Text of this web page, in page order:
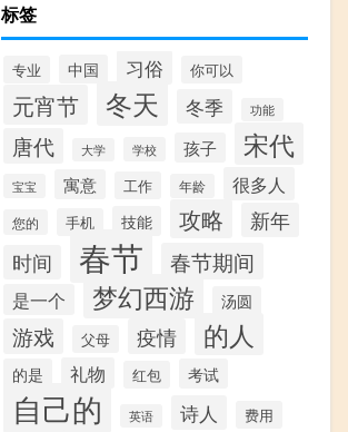
标签
专业 中国 习俗 你可以
元宵节 冬天 冬季 功能
唐代 大学 学校 孩子 宋代
宝宝 寓意 工作 年龄 很多人
您的 手机 技能 攻略
新年
时间
春节 春节期间
是一个 梦幻西游 汤圆
游戏 父母 疫情 的人
的是 礼物 红包 考试
自己的 英语 诗人 费用